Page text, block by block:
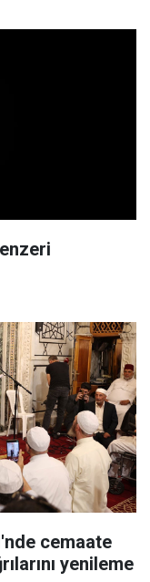
cemaate
yenileme